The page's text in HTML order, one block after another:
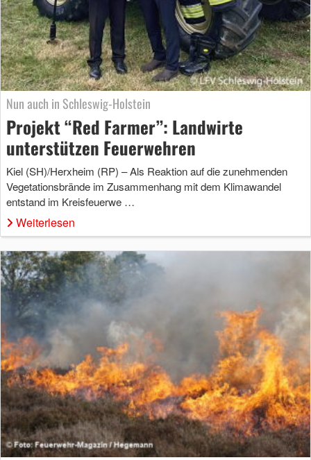
Nun auch in Schleswig-Holstein
Projekt “Red Farmer”: Landwirte
unterstützen Feuerwehren
Kiel (SH)/Herxheim (RP) – Als Reaktion auf die zunehmenden
Vegetationsbrände im Zusammenhang mit dem Klimawandel
entstand im Kreisfeuerwe …
Weiterlesen